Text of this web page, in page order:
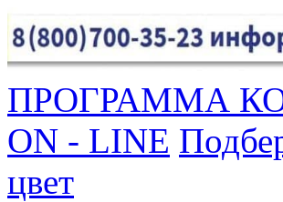
ПРОГРАММА
ON - LINE
цвет